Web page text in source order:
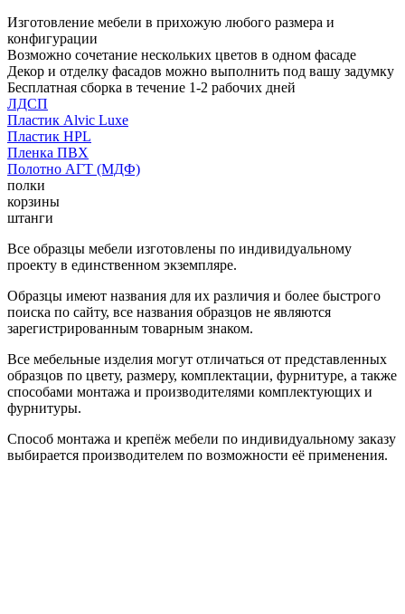
Изготовление мебели в прихожую любого размера и
конфигурации
Возможно сочетание нескольких цветов в одном фасаде
Декор и отделку фасадов можно выполнить под вашу задумку
Бесплатная сборка в течение 1-2 рабочих дней
ЛДСП
Пластик Alvic Luxe
Пластик HPL
Пленка ПВХ
Полотно АГТ (МДФ)
полки
корзины
штанги
Все образцы мебели изготовлены по индивидуальному
проекту в единственном экземпляре.
Образцы имеют названия для их различия и более быстрого
поиска по сайту, все названия образцов не являются
зарегистрированным товарным знаком.
Все мебельные изделия могут отличаться от представленных
образцов по цвету, размеру, комплектации, фурнитуре, а также
способами монтажа и производителями комплектующих и
фурнитуры.
Способ монтажа и крепёж мебели по индивидуальному заказу
выбирается производителем по возможности её применения.